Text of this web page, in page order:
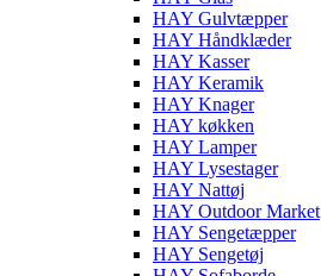
HAY Gulvtæpper
HAY Håndklæder
HAY Kasser
HAY Keramik
HAY Knager
HAY køkken
HAY Lamper
HAY Lysestager
HAY Nattøj
HAY Outdoor Market
HAY Sengetæpper
HAY Sengetøj